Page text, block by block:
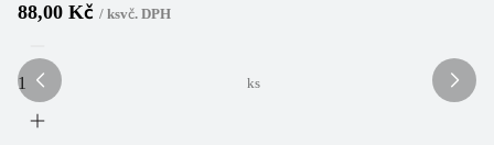
88,00 Kč / ksvč. DPH
ks